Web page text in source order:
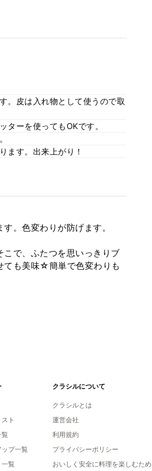
。皮は入れ物として使うので取
ーを使ってもOKです。
ます。出来上がり！
。色変わりが防げます。
で、ふたつを思いっきりブ
ても美味☆簡単で色変わりも
ト
覧
ップ一覧
一覧
クラシルについて
クラシルとは
運営会社
利用規約
プライバシーポリシー
おいしく安全に料理を楽しむため